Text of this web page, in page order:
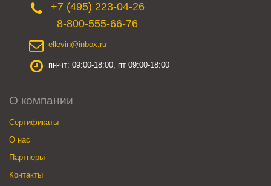
+7 (495) 223-04-26
8-800-555-66-76
ellevin@inbox.ru
пн-чт: 09:00-18:00, пт 09:00-18:00
О компании
Сертификаты
О нас
Партнеры
Контакты